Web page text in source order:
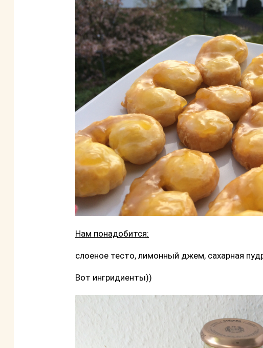
Нам понадобится:
слоеное тесто, лимонный джем, сахарная
Вот ингридиенты))